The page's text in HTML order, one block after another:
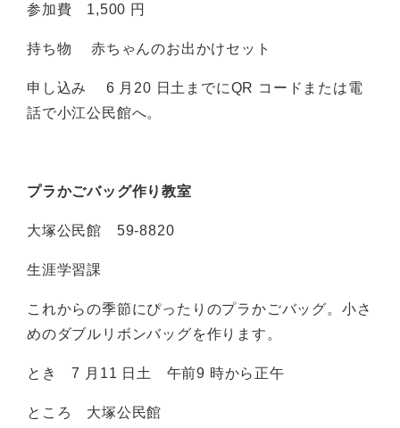
参加費 1,500 円
持ち物 赤ちゃんのお出かけセット
申し込み 6 月20 日土までにQR コードまたは電
話で小江公民館へ。
プラかごバッグ作り教室
大塚公民館 59-8820
生涯学習課
これからの季節にぴったりのプラかごバッグ。小さ
めのダブルリボンバッグを作ります。
とき 7 月11 日土 午前9 時から正午
ところ 大塚公民館